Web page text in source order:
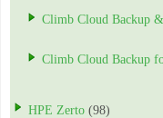
Climb Cloud Backup
Climb Cloud Backup
HPE Zerto (98)